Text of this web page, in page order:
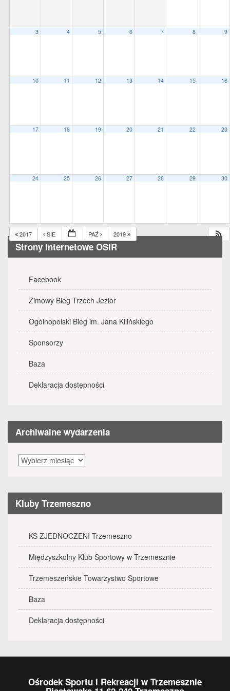
3 4 5 6 7 8 9
10 11 12 13 14 15 16
17 18 19 20 21 22 23
24 25 26 27 28 29 30
2017 SIE PAŹ 2019
Strony internetowe OSiR
Facebook
Zimowy Bieg Trzech Jezior
Ogólnopolski Bieg im. Jana Kilińskiego
Sponsorzy
Baza
Deklaracja dostępności
Archiwalne wydarzenia
Archiwalne
wydarzenia
Kluby Trzemeszno
KS ZJEDNOCZENI Trzemeszno
Międzyszkolny Klub Sportowy w Trzemesznie
Trzemeszeńskie Towarzystwo Sportowe
Baza
Deklaracja dostępności
Ośrodek Sportu i Rekreacji w Trzemesznie